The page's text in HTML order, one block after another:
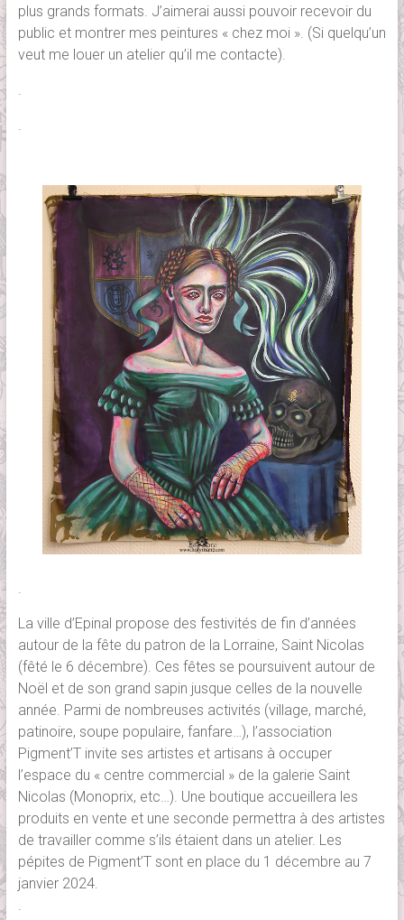
plus grands formats. J’aimerai aussi pouvoir recevoir du
public et montrer mes peintures « chez moi ». (Si quelqu’un
veut me louer un atelier qu’il me contacte).
.
.
.
La ville d’Epinal propose des festivités de fin d’années
autour de la fête du patron de la Lorraine, Saint Nicolas
(fêté le 6 décembre). Ces fêtes se poursuivent autour de
Noël et de son grand sapin jusque celles de la nouvelle
année. Parmi de nombreuses activités (village, marché,
patinoire, soupe populaire, fanfare…), l’association
Pigment’T invite ses artistes et artisans à occuper
l’espace du « centre commercial » de la galerie Saint
Nicolas (Monoprix, etc…). Une boutique accueillera les
produits en vente et une seconde permettra à des artistes
de travailler comme s’ils étaient dans un atelier. Les
pépites de Pigment’T sont en place du 1 décembre au 7
janvier 2024.
.